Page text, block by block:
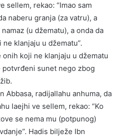
sellem, rekao: “Imao sam
naberu granja (za vatru), a
(u džematu), a onda da
klanjaju u džematu”.
onih koji ne klanjaju u džematu
sunet nego zbog
Abbasa, radijallahu anhuma, da
laejhi ve sellem, rekao: “Ko
se nema mu (potpunog)
Hadis bilježe Ibn